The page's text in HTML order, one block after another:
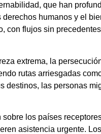
que han
derechos humanos y el
con flujos sin
extrema, la
rutas arriesgadas
destinos, las personas
los países
asistencia urgente.